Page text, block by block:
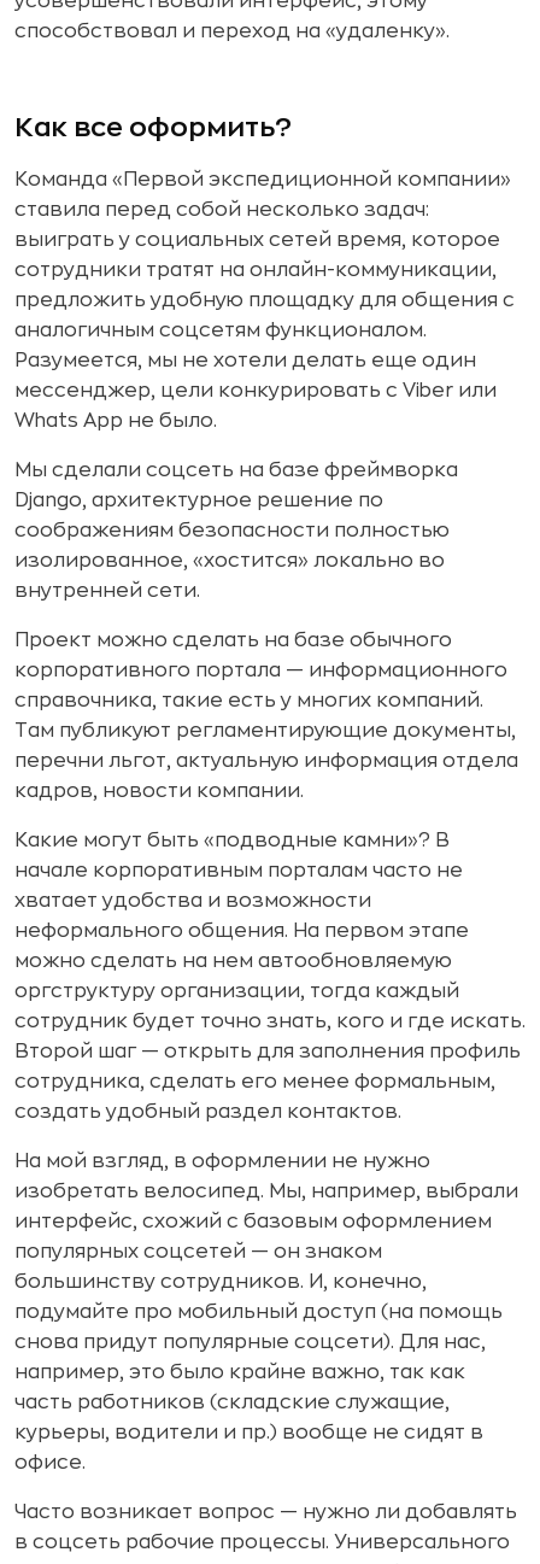
способствовал и переход на «удаленку».
Как все оформить?
Команда «Первой экспедиционной компании»
ставила перед собой несколько задач:
выиграть у социальных сетей время, которое
сотрудники тратят на онлайн-коммуникации,
предложить удобную площадку для общения с
аналогичным соцсетям функционалом.
Разумеется, мы не хотели делать еще один
мессенджер, цели конкурировать с Viber или
Whats App не было.
Мы сделали соцсеть на базе фреймворка
Django, архитектурное решение по
соображениям безопасности полностью
изолированное, «хостится» локально во
внутренней сети.
Проект можно сделать на базе обычного
корпоративного портала — информационного
справочника, такие есть у многих компаний.
Там публикуют регламентирующие документы,
перечни льгот, актуальную информация отдела
кадров, новости компании.
Какие могут быть «подводные камни»? В
начале корпоративным порталам часто не
хватает удобства и возможности
неформального общения. На первом этапе
можно сделать на нем автообновляемую
оргструктуру организации, тогда каждый
сотрудник будет точно знать, кого и где искать.
Второй шаг — открыть для заполнения профиль
сотрудника, сделать его менее формальным,
создать удобный раздел контактов.
На мой взгляд, в оформлении не нужно
изобретать велосипед. Мы, например, выбрали
интерфейс, схожий с базовым оформлением
популярных соцсетей — он знаком
большинству сотрудников. И, конечно,
подумайте про мобильный доступ (на помощь
снова придут популярные соцсети). Для нас,
например, это было крайне важно, так как
часть работников (складские служащие,
курьеры, водители и пр.) вообще не сидят в
офисе.
Часто возникает вопрос — нужно ли добавлять
в соцсеть рабочие процессы. Универсального